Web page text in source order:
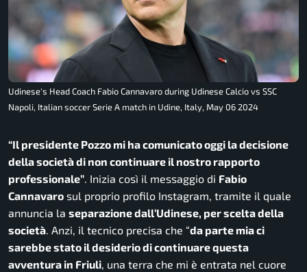
Udinese's Head Coach Fabio Cannavaro during Udinese Calcio vs SSC
Napoli, Italian soccer Serie A match in Udine, Italy, May 06 2024
“Il presidente Pozzo mi ha comunicato oggi la decisione
della società di non continuare il nostro rapporto
professionale”. Inizia così il messaggio di Fabio
Cannavaro sul proprio profilo Instagram, tramite il quale
annuncia la separazione dall’Udinese, per scelta della
società. Anzi, il tecnico precisa che “da parte mia ci
sarebbe stato il desiderio di continuare questa
avventura in Friuli, una terra che mi è entrata nel cuore